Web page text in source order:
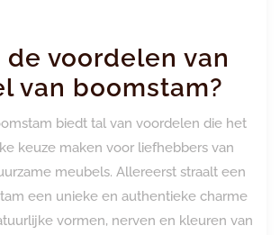
de voordelen van
van boomstam?
biedt tal van voordelen die het
keuze maken voor liefhebbers van
meubels. Allereerst straalt een
een unieke en authentieke charme
vormen, nerven en kleuren van